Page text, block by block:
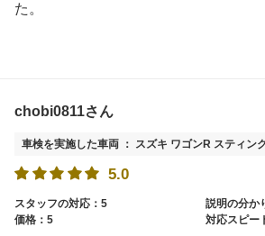
た。
chobi0811さん
車検を実施した車両 ： スズキ ワゴンR スティン
5.0
スタッフの対応：5
説明の分か
価格：5
対応スピー